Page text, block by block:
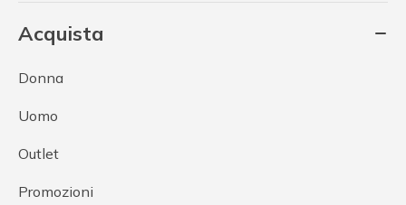
Acquista
Donna
Uomo
Outlet
Promozioni